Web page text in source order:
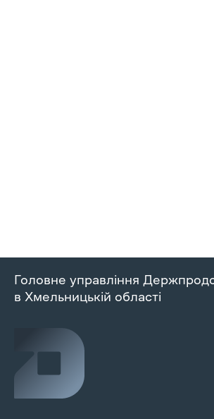
Головне управління
в Хмельницькій області